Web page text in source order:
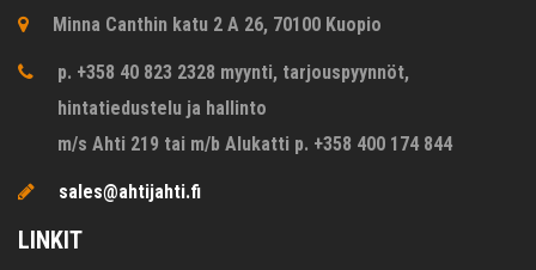
Minna Canthin katu 2 A 26, 70100 Kuopio
p. +358 40 823 2328 myynti, tarjouspyynnöt,
hintatiedustelu ja hallinto
m/s Ahti 219 tai m/b Alukatti p. +358 400 174 844
sales@ahtijahti.fi
LINKIT